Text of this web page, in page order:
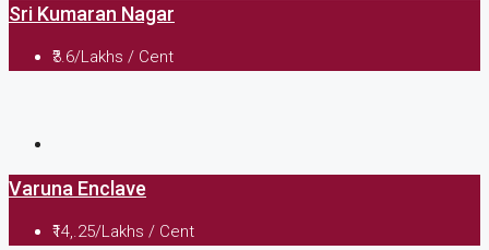
Sri Kumaran Nagar
₹3.6/Lakhs / Cent
Varuna Enclave
₹14,.25/Lakhs / Cent